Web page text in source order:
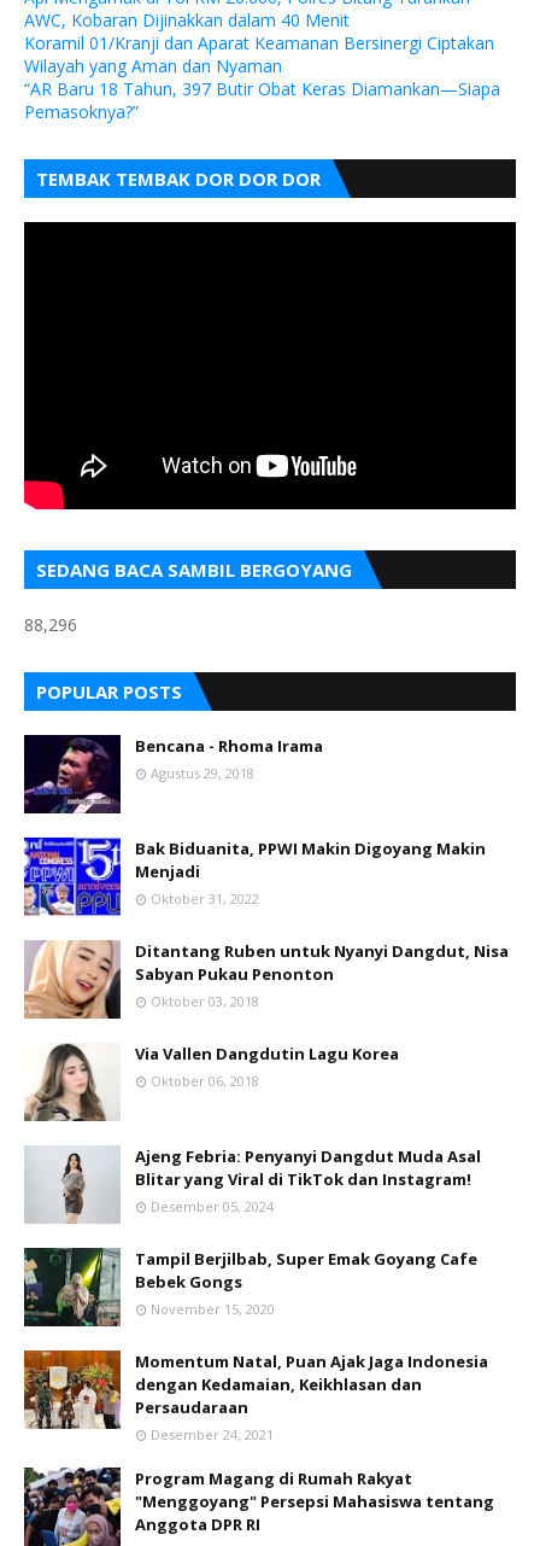
AWC, Kobaran Dijinakkan dalam 40 Menit
Koramil 01/Kranji dan Aparat Keamanan Bersinergi Ciptakan
Wilayah yang Aman dan Nyaman
“AR Baru 18 Tahun, 397 Butir Obat Keras Diamankan—Siapa
Pemasoknya?”
TEMBAK TEMBAK DOR DOR DOR
SEDANG BACA SAMBIL BERGOYANG
88,296
POPULAR POSTS
Bencana - Rhoma Irama
Agustus 29, 2018
Bak Biduanita, PPWI Makin Digoyang Makin
Menjadi
Oktober 31, 2022
Ditantang Ruben untuk Nyanyi Dangdut, Nisa
Sabyan Pukau Penonton
Oktober 03, 2018
Via Vallen Dangdutin Lagu Korea
Oktober 06, 2018
Ajeng Febria: Penyanyi Dangdut Muda Asal
Blitar yang Viral di TikTok dan Instagram!
Desember 05, 2024
Tampil Berjilbab, Super Emak Goyang Cafe
Bebek Gongs
November 15, 2020
Momentum Natal, Puan Ajak Jaga Indonesia
dengan Kedamaian, Keikhlasan dan
Persaudaraan
Desember 24, 2021
Program Magang di Rumah Rakyat
"Menggoyang" Persepsi Mahasiswa tentang
Anggota DPR RI